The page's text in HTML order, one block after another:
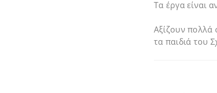
Τα έργα είναι
Αξίζουν πολλά
τα παιδιά του